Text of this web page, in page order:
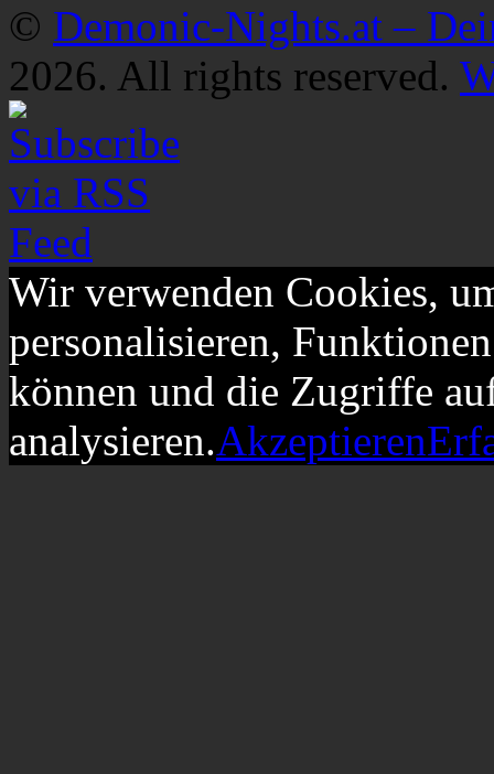
© Demonic-Nights.at –
2026. All rights reserved.
Wir verwenden Cookies,
personalisieren,
können und die Zugriffe
analysieren.Akzeptieren